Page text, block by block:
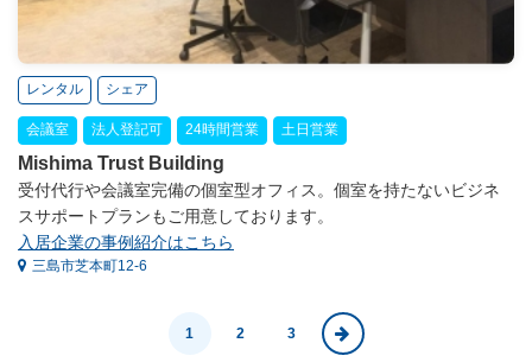
レンタル シェア
会議室 法人登記可 24時間営業 土日営業
Mishima Trust Building
受付代行や会議室完備の個室型オフィス。個室を持たないビジネ
スサポートプランもご用意しております。
入居企業の事例紹介はこちら
三島市芝本町12-6
1 2 3